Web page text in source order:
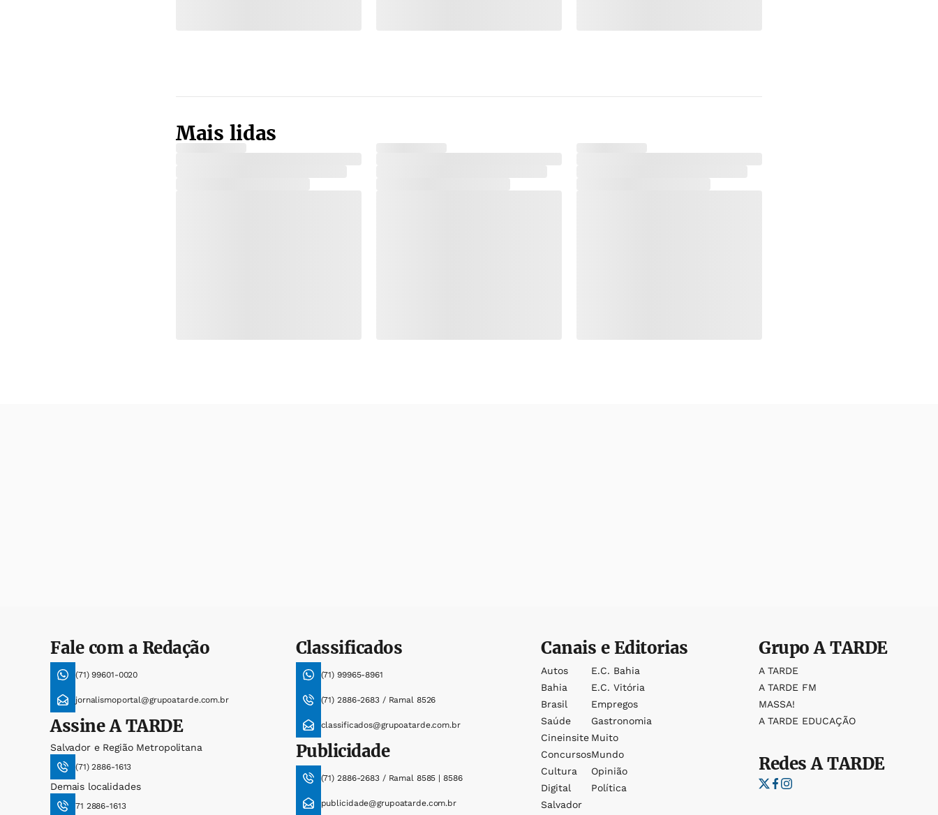
Mais lidas
Fale com a Redação
(71) 99601-0020
jornalismoportal@grupoatarde.com.br
AssineA TARDE
Salvador e Região Metropolitana
(71) 2886-1613
Demais localidades
71 2886-1613
Classificados
(71) 99965-8961
(71) 2886-2683 / Ramal 8526
classificados@grupoatarde.com.br
Publicidade
(71) 2886-2683 / Ramal 8585 | 8586
publicidade@grupoatarde.com.br
Canais e Editorias
Autos
Bahia
Brasil
Saúde
Cineinsite
Concursos
Cultura
Digital
Salvador
E.c. Bahia
E.c. Vitória
Empregos
Gastronomia
Muito
Mundo
Opinião
Política
GrupoA TARDE
A TARDE
A TARDE FM
MASSA!
A TARDE EDUCAÇÃO
RedesA TARDE